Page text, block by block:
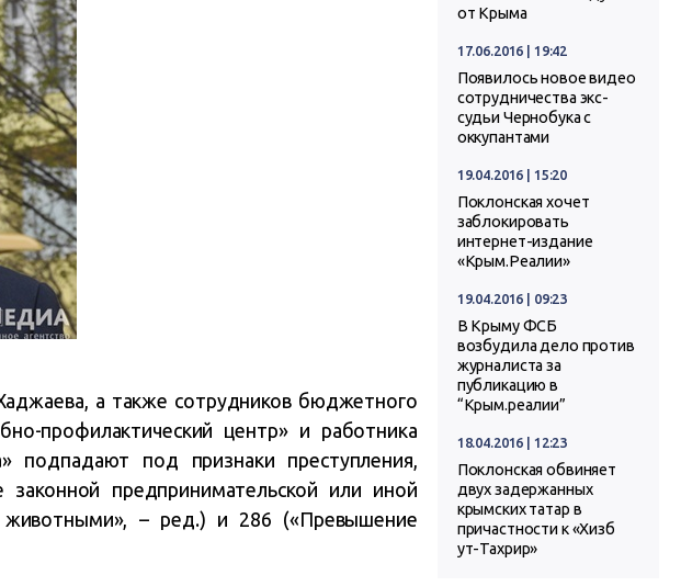
а также сотрудников бюджетного
профилактический центр» и работника
подпадают под признаки преступления,
законной предпринимательской или иной
– ред.) и 286 («Превышение
от Крыма
17.06.2016 | 19:42
Появилось новое видео
сотрудничества экс-
судьи Чернобука с
оккупантами
19.04.2016 | 15:20
Поклонская хочет
заблокировать
интернет-издание
«Крым.Реалии»
19.04.2016 | 09:23
В Крыму ФСБ
возбудила дело против
журналиста за
публикацию в
“Крым.реалии”
18.04.2016 | 12:23
Поклонская обвиняет
двух задержанных
крымских татар в
причастности к «Хизб
ут-Тахрир»